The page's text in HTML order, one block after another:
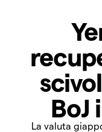
BoJ
La valuta